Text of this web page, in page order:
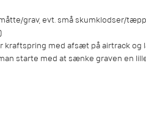
grav, evt. små skumklodser/
kraftspring med afsæt på airtrack og
starte med at sænke graven en